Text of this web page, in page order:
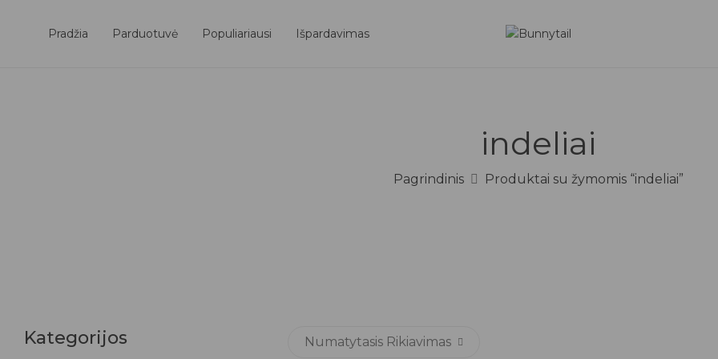
Pradžia Parduotuvė Populiariausi Išpardavimas
indeliai
Pagrindinis Produktai su žymomis “indeliai”
Kategorijos Numatytasis Rikiavimas